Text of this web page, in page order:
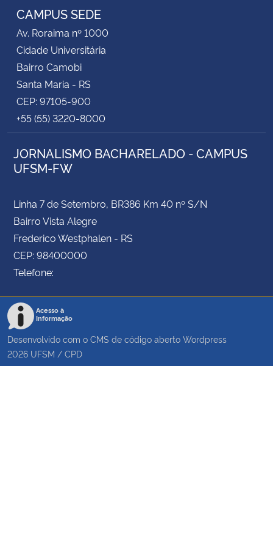
CAMPUS SEDE
Av. Roraima nº 1000
Cidade Universitária
Bairro Camobi
Santa Maria - RS
CEP: 97105-900
+55 (55) 3220-8000
JORNALISMO BACHARELADO - CAMPUS
UFSM-FW
Linha 7 de Setembro, BR386 Km 40 nº S/N
Bairro Vista Alegre
Frederico Westphalen - RS
CEP: 98400000
Telefone:
Acesso à
Informação
Desenvolvido com o CMS de código aberto Wordpress
2026 UFSM / CPD